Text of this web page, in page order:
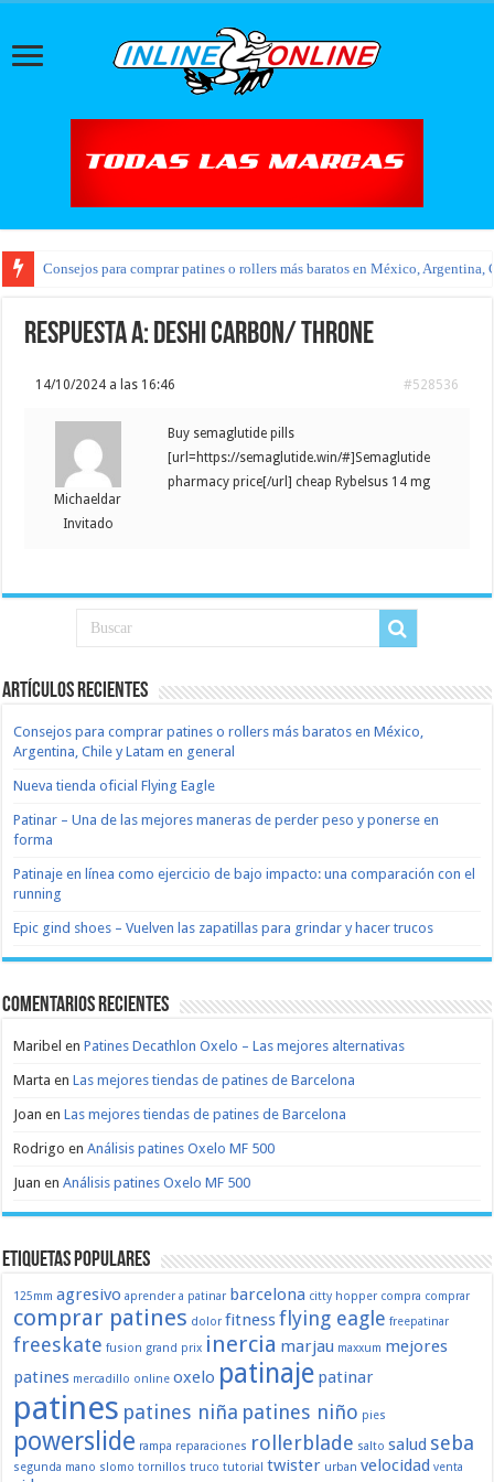
Consejos para comprar patines o rollers más baratos en México, Argentina,
Respuesta a: Deshi carbon/ throne
14/10/2024 a las 16:46 #528536
Michaeldar
Invitado
Buy semaglutide pills
[url=https://semaglutide.win/#]Semaglutide
pharmacy price[/url] cheap Rybelsus 14 mg
Artículos recientes
Consejos para comprar patines o rollers más baratos en México,
Argentina, Chile y Latam en general
Nueva tienda oficial Flying Eagle
Patinar – Una de las mejores maneras de perder peso y ponerse en
forma
Patinaje en línea como ejercicio de bajo impacto: una comparación con el
running
Epic gind shoes – Vuelven las zapatillas para grindar y hacer trucos
Comentarios recientes
Maribel enPatines Decathlon Oxelo – Las mejores alternativas
Marta enLas mejores tiendas de patines de Barcelona
Joan enLas mejores tiendas de patines de Barcelona
Rodrigo enAnálisis patines Oxelo MF 500
Juan enAnálisis patines Oxelo MF 500
Etiquetas populares
125mm agresivo aprender a patinar barcelona citty hopper compra comprar
comprar patines dolor fitnessflying eagle freepatinar
freeskate fusion grand prix inercia marjau maxxum mejores
patines mercadillo online oxelo patinaje patinar
patines patines niña patines niño pies
powerslide rampa reparaciones rollerblade salto salud seba
segunda mano slomo tornillos truco tutorial twister urban velocidad venta